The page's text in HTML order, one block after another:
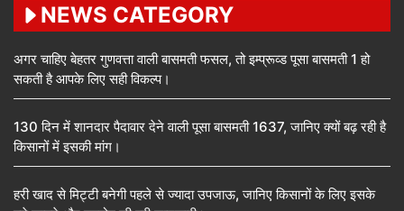
NEWS CATEGORY
अगर चाहिए बेहतर गुणवत्ता वाली बासमती फसल, तो इम्प्रूव्ड पूसा बासमती 1 हो
सकती है आपके लिए सही विकल्प।
130 दिन में शानदार पैदावार देने वाली पूसा बासमती 1637, जानिए क्यों बढ़ रही है
किसानों में इसकी मांग।
हरी खाद से मिट्टी बनेगी पहले से ज्यादा उपजाऊ, जानिए किसानों के लिए इसके